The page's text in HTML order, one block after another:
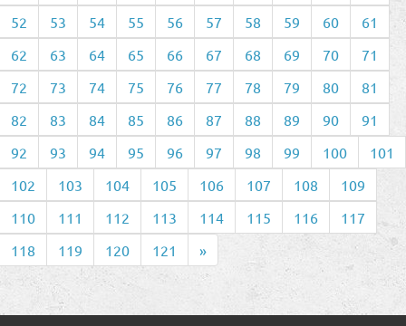
52
53 54 55 56 57 58 59 60
61
62
63 64 65 66 67 68 69 70
71
72
73 74 75 76 77 78 79 80
81
82
83 84 85 86 87 88 89 90
91
92
93 94 95 96 97 98 99 100
101
102
103 104 105 106 107 108
109
110
111 112 113 114 115 116
117
118
119 120 121 »